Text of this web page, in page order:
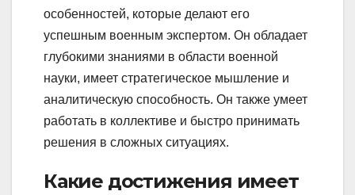
особенностей, которые делают его
успешным военным экспертом. Он обладает
глубокими знаниями в области военной
науки, имеет стратегическое мышление и
аналитическую способность. Он также умеет
работать в коллективе и быстро принимать
решения в сложных ситуациях.
Какие достижения имеет